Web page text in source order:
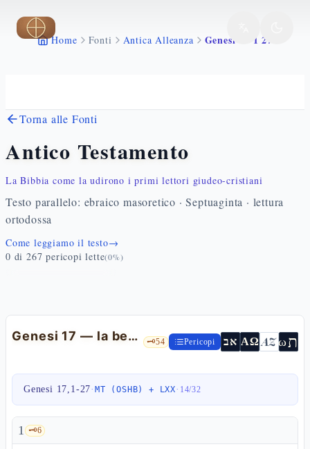
Vai al contenuto principale
Home Fonti Antica Alleanza Genesi 17 1 27
Torna alle Fonti
Antico Testamento
La Bibbia come la udirono i primi lettori giudeo-cristiani
Testo parallelo: ebraico masoretico · Septuaginta · lettura
ortodossa
Come leggiamo il testo→
0 di 267 pericopi lette(0%)
Genesi 17 — la berìt milàh, la metanomasia, El Shaddài 🗝️54 Pericopi אב ΑΩ AZωת
Genesi 17,1-27·MT (OSHB) + LXX· 14/32
1 🗝️6